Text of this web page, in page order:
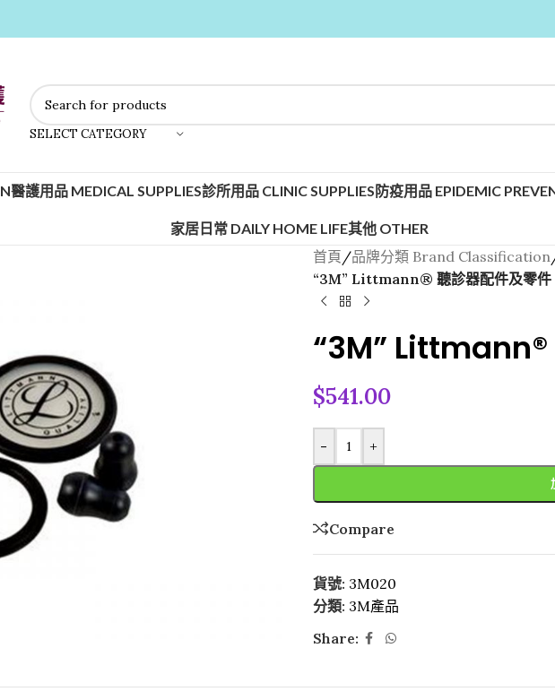
SELECT CATEGORY
醫護用品 MEDICAL SUPPLIES診所用品 CLINIC SUPPLIES防疫用品 EPIDEMIC
家居日常 DAILY HOME LIFE其他 OTHER
首頁/品牌分類 Brand Classification
“3M” Littmann® 聽診器配件及零件
“3M” Littmann®
$541.00
- +
Compare
貨號: 3M020
分類: 3M產品
Share: